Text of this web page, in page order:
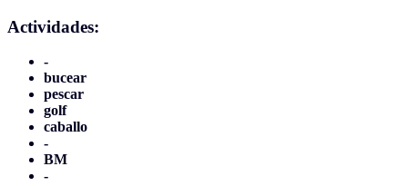
Actividades:
-
bucear
pescar
golf
caballo
-
BM
-